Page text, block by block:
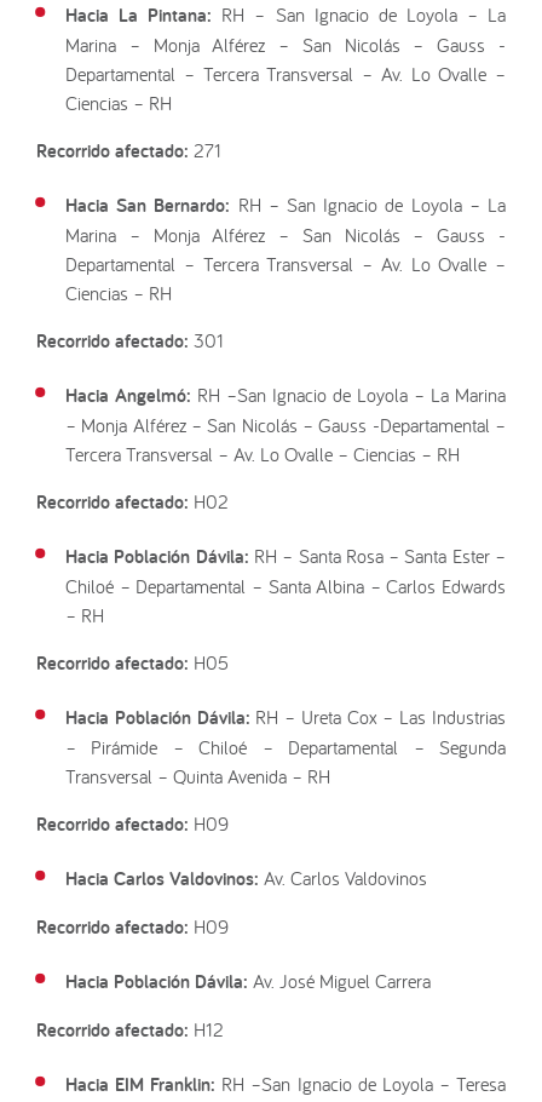
Hacia La Pintana: RH – San Ignacio de Loyola – La
Marina – Monja Alférez – San Nicolás – Gauss -
Departamental – Tercera Transversal – Av. Lo Ovalle –
Ciencias – RH
Recorrido afectado: 271
Hacia San Bernardo: RH – San Ignacio de Loyola – La
Marina – Monja Alférez – San Nicolás – Gauss -
Departamental – Tercera Transversal – Av. Lo Ovalle –
Ciencias – RH
Recorrido afectado: 301
Hacia Angelmó: RH –San Ignacio de Loyola – La Marina
– Monja Alférez – San Nicolás – Gauss -Departamental –
Tercera Transversal – Av. Lo Ovalle – Ciencias – RH
Recorrido afectado: H02
Hacia Población Dávila: RH – Santa Rosa – Santa Ester –
Chiloé – Departamental – Santa Albina – Carlos Edwards
– RH
Recorrido afectado: H05
Hacia Población Dávila: RH – Ureta Cox – Las Industrias
– Pirámide – Chiloé – Departamental – Segunda
Transversal – Quinta Avenida – RH
Recorrido afectado: H09
Hacia Carlos Valdovinos: Av. Carlos Valdovinos
Recorrido afectado: H09
Hacia Población Dávila: Av. José Miguel Carrera
Recorrido afectado: H12
Hacia EIM Franklin: RH –San Ignacio de Loyola – Teresa